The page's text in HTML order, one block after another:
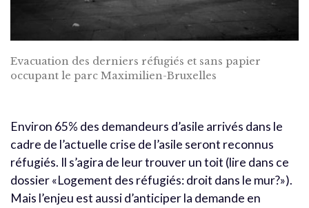
Evacuation des derniers réfugiés et sans papier
occupant le parc Maximilien-Bruxelles
Environ 65% des demandeurs d’asile arrivés dans le
cadre de l’actuelle crise de l’asile seront reconnus
réfugiés. Il s’agira de leur trouver un toit (lire dans ce
dossier «Logement des réfugiés: droit dans le mur?»).
Mais l’enjeu est aussi d’anticiper la demande en